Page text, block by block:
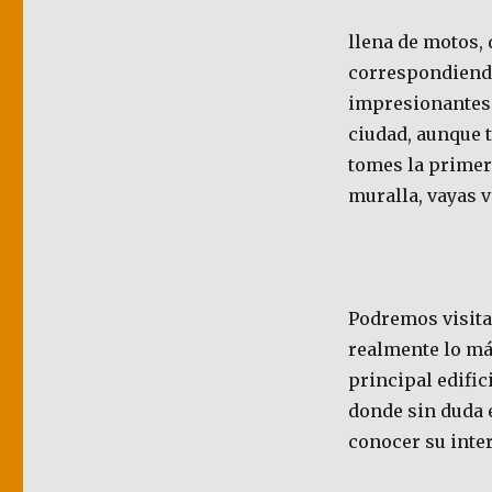
llena de motos,
ciudad, aunque
tomes la
muralla, vayas
Podremos
realmente lo
principal
donde sin duda
conocer su